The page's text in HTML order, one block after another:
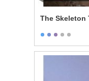
The Skeleton